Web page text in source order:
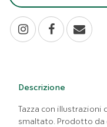
Descrizione
Tazza con
smaltato. Prodotto da